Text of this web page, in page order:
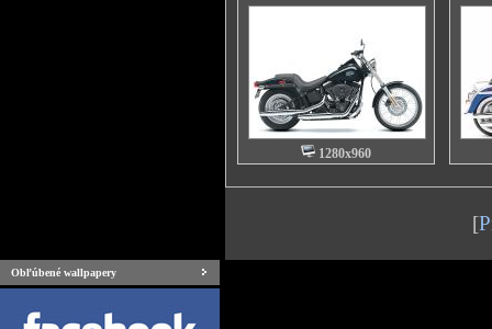
1280x960
[
Obľúbené wallpapery